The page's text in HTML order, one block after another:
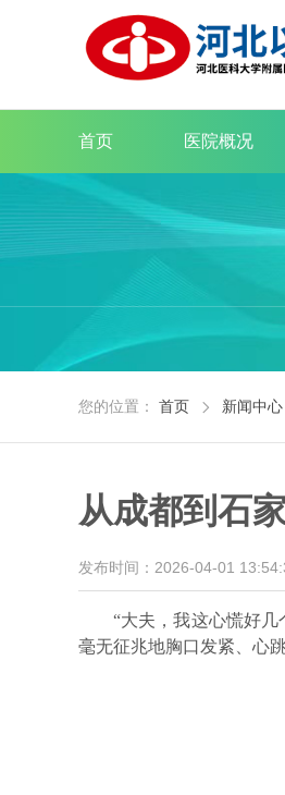
首页 医院概况
您的位置： 首页  新闻中心
从成都到石
发布时间：2026-04-01
“大夫，我这心慌好
毫无征兆地胸口发紧、心